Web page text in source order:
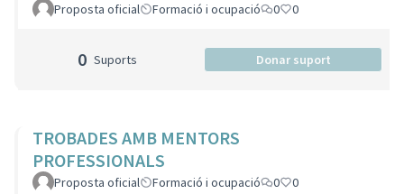
Proposta oficial Formació i ocupació 0 0
0 Suports Donar suport
TROBADES AMB MENTORS
PROFESSIONALS
Proposta oficial Formació i ocupació 0 0